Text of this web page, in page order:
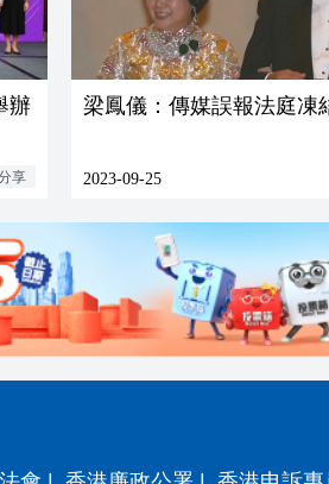
辦
享
梁鳳儀：傳媒誤報法庭凍
2023-09-25